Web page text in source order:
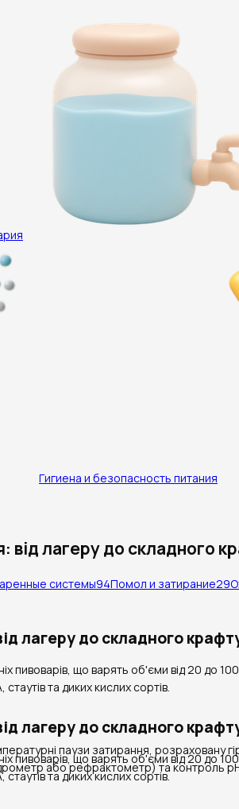
Гигиена и безопасность питания
від лагеру до складного
системы94Помол и затирание29
лагеру до складного
пивоварів, що варять об'єми від 20 до
та диких кислих сортів.
паузи затирання, розраховану
або рефрактометр) та контроль
лагеру до складного
пивоварів, що варять об'єми від 20 до
стаутів та диких кислих сортів.